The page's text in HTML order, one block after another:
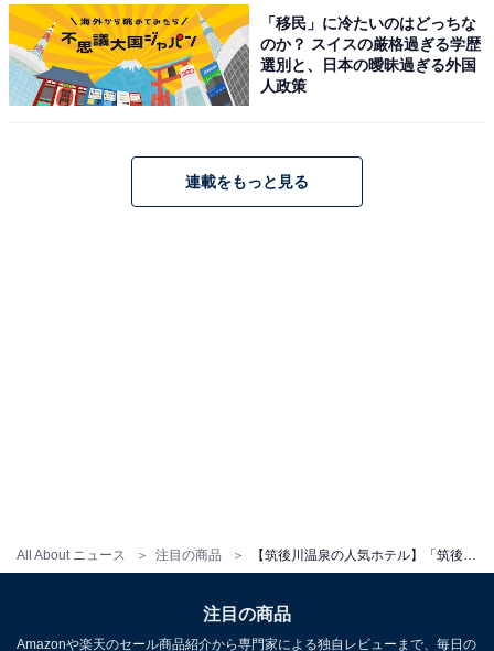
All About ニュース 注目の商品
チェックイン：15:00
※プランにより時間が異なる可能性があります
「移民」に冷たいのはどっちな
のか？ スイスの厳格過ぎる学歴
選別と、日本の曖昧過ぎる外国
人政策
連載をもっと見る
注目の商品
Amazonや楽天のセール商品紹介から専門家による独自レビューまで、毎日の